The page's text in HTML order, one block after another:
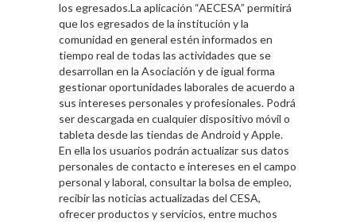
los egresados.La aplicación “AECESA” permitirá
que los egresados de la institución y la
comunidad en general estén informados en
tiempo real de todas las actividades que se
desarrollan en la Asociación y de igual forma
gestionar oportunidades laborales de acuerdo a
sus intereses personales y profesionales. Podrá
ser descargada en cualquier dispositivo móvil o
tableta desde las tiendas de Android y Apple.
En ella los usuarios podrán actualizar sus datos
personales de contacto e intereses en el campo
personal y laboral, consultar la bolsa de empleo,
recibir las noticias actualizadas del CESA,
ofrecer productos y servicios, entre muchos